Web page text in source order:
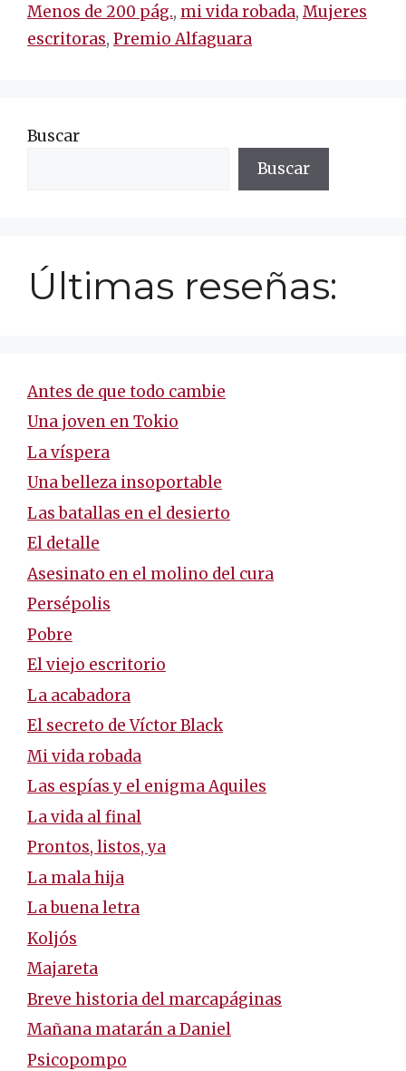
Menos de 200 pág., mi vida robada, Mujeres
escritoras, Premio Alfaguara
Buscar
Buscar
Últimas reseñas:
Antes de que todo cambie
Una joven en Tokio
La víspera
Una belleza insoportable
Las batallas en el desierto
El detalle
Asesinato en el molino del cura
Persépolis
Pobre
El viejo escritorio
La acabadora
El secreto de Víctor Black
Mi vida robada
Las espías y el enigma Aquiles
La vida al final
Prontos, listos, ya
La mala hija
La buena letra
Koljós
Majareta
Breve historia del marcapáginas
Mañana matarán a Daniel
Psicopompo